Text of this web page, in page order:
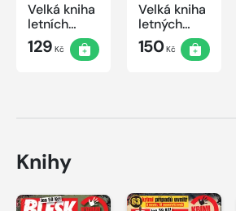
Velká kniha
letních
křížovek
2026
129 Kč
Velká kniha
letných
krížoviek s
TV JOJ
150Kč
Knihy